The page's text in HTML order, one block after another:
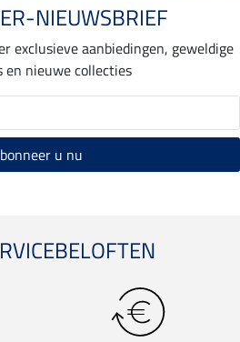
NIEUWSBRIEF
exclusieve aanbiedingen, geweldige
en nieuwe collecties